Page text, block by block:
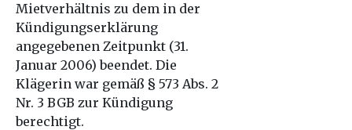
Mietverhältnis zu dem in der
Kündigungserklärung
angegebenen Zeitpunkt (31.
Januar 2006) beendet. Die
Klägerin war gemäß § 573 Abs. 2
Nr. 3 BGB zur Kündigung
berechtigt.